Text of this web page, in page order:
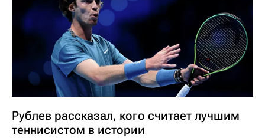
Рублев рассказал, кого считает лучшим
теннисистом в истории